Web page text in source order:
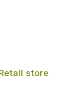
store